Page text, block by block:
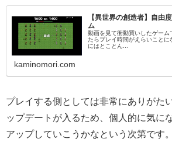
【異世界の創造者】自由
ム
動画を見て衝動買いしたゲー
たらプレイ時間がえらいことに
にはとことん...
kaminomori.com
プレイする側としては非常にありがた
ップデートが入るため、個人的に気に
アップしていこうかなという次第です。